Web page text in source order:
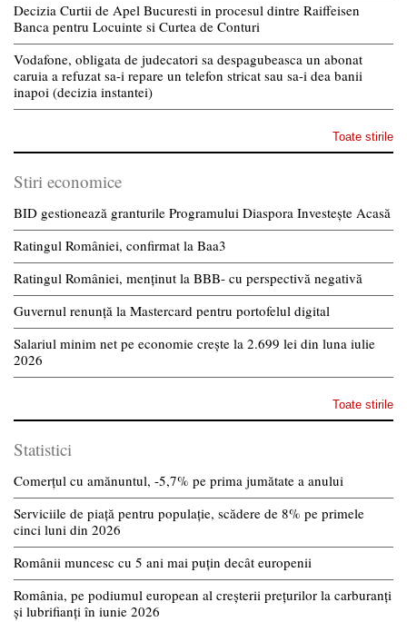
Decizia Curtii de Apel Bucuresti in procesul dintre Raiffeisen
Banca pentru Locuinte si Curtea de Conturi
Vodafone, obligata de judecatori sa despagubeasca un abonat
caruia a refuzat sa-i repare un telefon stricat sau sa-i dea banii
inapoi (decizia instantei)
Toate stirile
Stiri economice
BID gestionează granturile Programului Diaspora Investește Acasă
Ratingul României, confirmat la Baa3
Ratingul României, menținut la BBB- cu perspectivă negativă
Guvernul renunță la Mastercard pentru portofelul digital
Salariul minim net pe economie crește la 2.699 lei din luna iulie
2026
Toate stirile
Statistici
Comerțul cu amănuntul, -5,7% pe prima jumătate a anului
Serviciile de piață pentru populație, scădere de 8% pe primele
cinci luni din 2026
Românii muncesc cu 5 ani mai puțin decât europenii
România, pe podiumul european al creșterii prețurilor la carburanți
și lubrifianți în iunie 2026